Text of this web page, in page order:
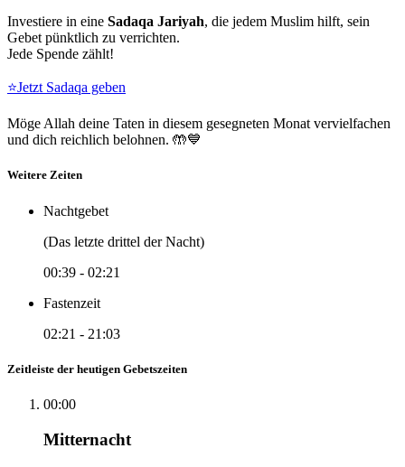
Investiere in eine Sadaqa Jariyah, die jedem Muslim hilft, sein
Gebet pünktlich zu verrichten.
Jede Spende zählt!
⭐Jetzt Sadaqa geben
Möge Allah deine Taten in diesem gesegneten Monat vervielfachen
und dich reichlich belohnen. 🤲💙
Weitere Zeiten
Nachtgebet
(Das letzte drittel der Nacht)
00:39 - 02:21
Fastenzeit
02:21 - 21:03
Zeitleiste der heutigen Gebetszeiten
00:00
Mitternacht